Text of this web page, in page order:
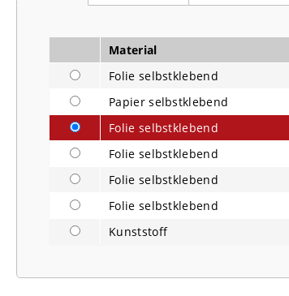
Material
Folie selbstklebend
Papier selbstklebend
Folie selbstklebend
Folie selbstklebend
Folie selbstklebend
Folie selbstklebend
Kunststoff